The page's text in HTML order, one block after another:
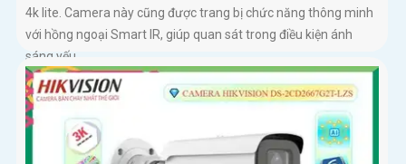
4k lite. Camera này cũng được trang bị chức năng thông minh
với hồng ngoại Smart IR, giúp quan sát trong điều kiện ánh
sáng yếu